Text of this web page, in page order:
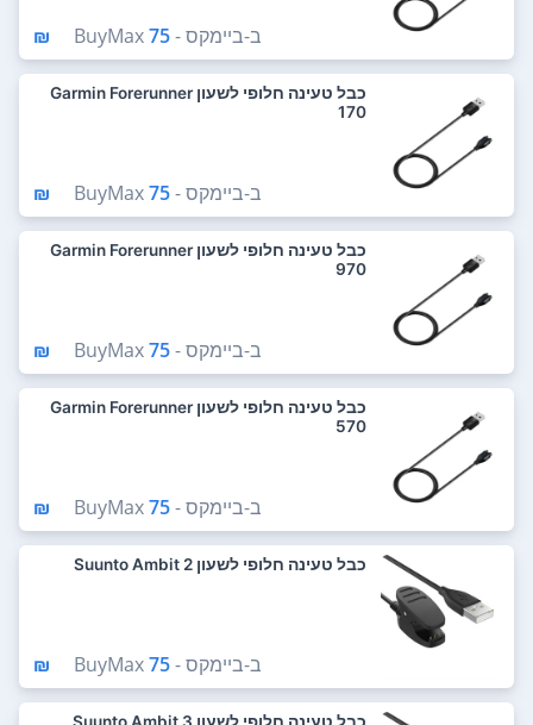
ב-ביימקס - BuyMax75 ₪
כבל טעינה חלופי לשעון Garmin Forerunner
170
ב-ביימקס - BuyMax75 ₪
כבל טעינה חלופי לשעון Garmin Forerunner
970
ב-ביימקס - BuyMax75 ₪
כבל טעינה חלופי לשעון Garmin Forerunner
570
ב-ביימקס - BuyMax75 ₪
כבל טעינה חלופי לשעון Suunto Ambit 2
ב-ביימקס - BuyMax75 ₪
כבל טעינה חלופי לשעון Suunto Ambit 3